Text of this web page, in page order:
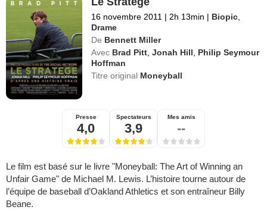
16 novembre 2011 | 2h 13min | Biopic
Drame
De Bennett Miller
Avec Brad Pitt ,Jonah Hill
Philip Seymour
Hoffman
Titre original Moneyball
Presse
4,0
Spectateurs
3,9
Mes amis
--
Le film est basé sur le livre "Moneyball: The Art of Winning an
Unfair Game" de Michael M. Lewis. L’histoire tourne autour de
l’équipe de baseball d’Oakland Athletics et son entraîneur Billy
Beane.